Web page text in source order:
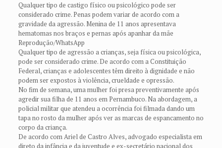
Qualquer tipo de castigo físico ou psicológico pode ser
considerado crime. Penas podem variar de acordo com a
gravidade da agressão. Menina de 11 anos apresentava
hematomas nos braços e pernas após apanhar da mãe
Reprodução/WhatsApp
Qualquer tipo de agressão a crianças, seja física ou psicológica,
pode ser considerado crime. De acordo com a Constituição
Federal, crianças e adolescentes têm direito à dignidade e não
podem ser expostos à violência, crueldade e opressão.
No fim de semana, uma mulher foi presa preventivamente após
agredir sua filha de 11 anos em Pernambuco. Na abordagem, a
policial militar que atendeu a ocorrência foi filmada dando um
tapa no rosto da mulher após ver as marcas de espancamento no
corpo da criança.
De acordo com Ariel de Castro Alves, advogado especialista em
direto da infância e da juventude e ex-secretário nacional dos